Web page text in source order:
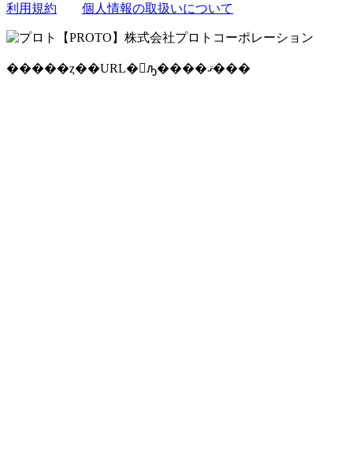
利用規約
個人情報の取扱いについて
�����ȥ��URL�򥳥ԡ����ޤ���